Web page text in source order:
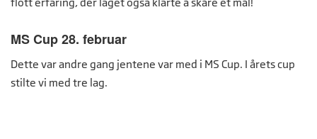
MS Cup 28. februar
Dette var andre gang jentene var med i MS Cup. I årets cup
stilte vi med tre lag.